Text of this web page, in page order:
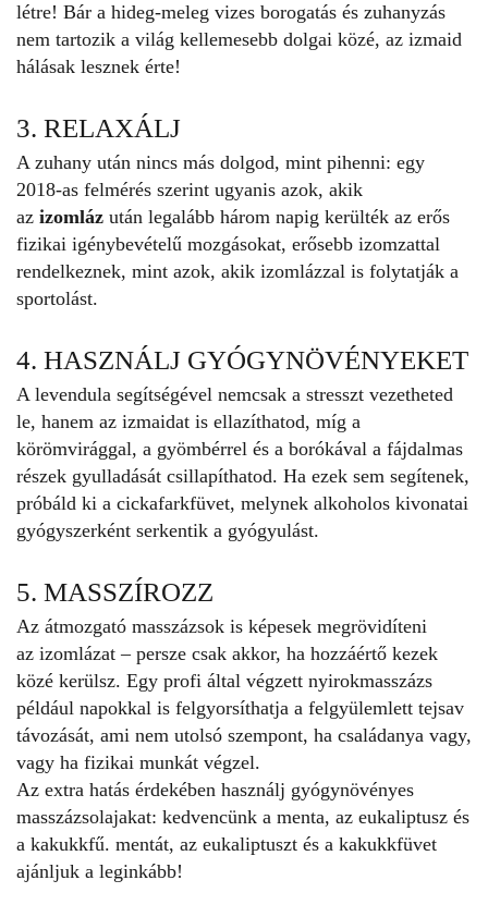
létre! Bár a hideg-meleg vizes borogatás és zuhanyzás
nem tartozik a világ kellemesebb dolgai közé, az izmaid
hálásak lesznek érte!
3. RELAXÁLJ
A zuhany után nincs más dolgod, mint pihenni: egy
2018-as felmérés szerint ugyanis azok, akik
az izomláz után legalább három napig kerülték az erős
fizikai igénybevételű mozgásokat, erősebb izomzattal
rendelkeznek, mint azok, akik izomlázzal is folytatják a
sportolást.
4. HASZNÁLJ GYÓGYNÖVÉNYEKET
A levendula segítségével nemcsak a stresszt vezetheted
le, hanem az izmaidat is ellazíthatod, míg a
körömvirággal, a gyömbérrel és a borókával a fájdalmas
részek gyulladását csillapíthatod. Ha ezek sem segítenek,
próbáld ki a cickafarkfüvet, melynek alkoholos kivonatai
gyógyszerként serkentik a gyógyulást.
5. MASSZÍROZZ
Az átmozgató masszázsok is képesek megrövidíteni
az izomlázat – persze csak akkor, ha hozzáértő kezek
közé kerülsz. Egy profi által végzett nyirokmasszázs
például napokkal is felgyorsíthatja a felgyülemlett tejsav
távozását, ami nem utolsó szempont, ha családanya vagy,
vagy ha fizikai munkát végzel.
Az extra hatás érdekében használj gyógynövényes
masszázsolajakat: kedvencünk a menta, az eukaliptusz és
a kakukkfű. mentát, az eukaliptuszt és a kakukkfüvet
ajánljuk a leginkább!